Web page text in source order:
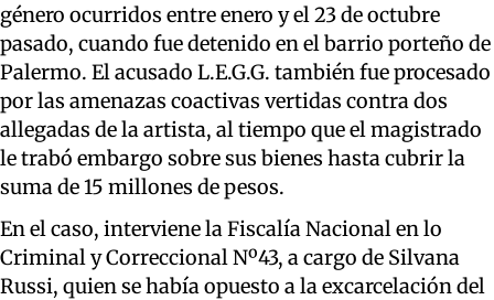
género ocurridos entre enero y el 23 de octubre
pasado, cuando fue detenido en el barrio porteño de
Palermo. El acusado L.E.G.G. también fue procesado
por las amenazas coactivas vertidas contra dos
allegadas de la artista, al tiempo que el magistrado
le trabó embargo sobre sus bienes hasta cubrir la
suma de 15 millones de pesos.
En el caso, interviene la Fiscalía Nacional en lo
Criminal y Correccional Nº43, a cargo de Silvana
Russi, quien se había opuesto a la excarcelación del